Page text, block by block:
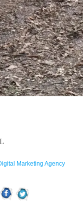
Marketing Agency